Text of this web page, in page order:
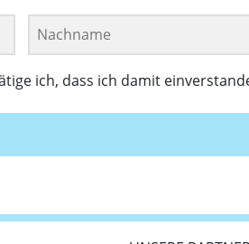
ich, dass ich damit